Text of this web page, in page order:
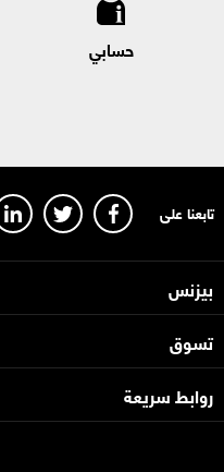
حسابي
تابعنا على
بيزنس
تسوق
روابط سريعة